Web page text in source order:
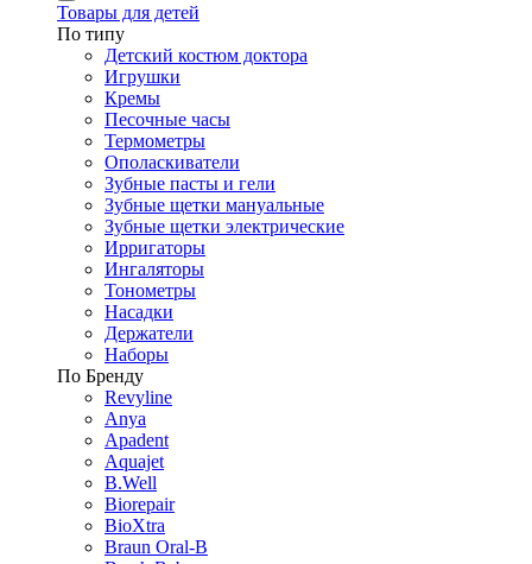
Товары для детей
По типу
Детский костюм доктора
Игрушки
Кремы
Песочные часы
Термометры
Ополаскиватели
Зубные пасты и гели
Зубные щетки мануальные
Зубные щетки электрические
Ирригаторы
Ингаляторы
Тонометры
Насадки
Держатели
Наборы
По Бренду
Revyline
Anya
Apadent
Aquajet
B.Well
Biorepair
BioXtra
Braun Oral-B